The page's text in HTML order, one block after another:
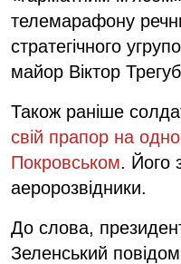
телемарафону
стратегічного
майор Віктор
Також раніше
свій прапор на
Покровськом. Його
аеророзвідники.
До слова,
Зеленський